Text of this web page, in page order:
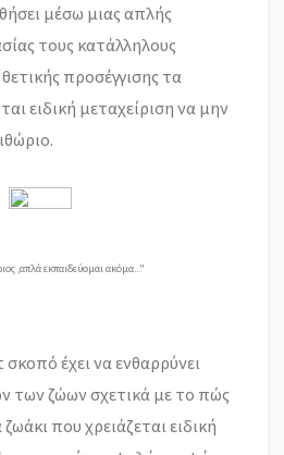
μέσω μιας απλής
τους κατάλληλους
προσέγγισης τα
ειδική μεταχείριση να μην
,απλά εκπαιδεύομαι ακόμα..."
έχει να ενθαρρύνει
των ζώων σχετικά με το πώς
που χρειάζεται ειδική